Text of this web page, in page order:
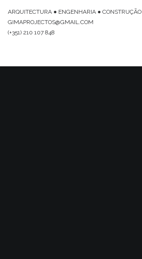
ARQUITECTURA ● ENGENHARIA ● CONSTRUÇÃO
GIMAPROJECTOS@GMAIL.COM
(+351) 210 107 848